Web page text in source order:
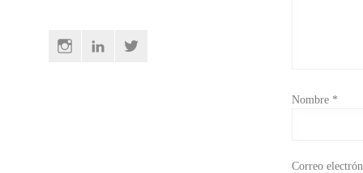
InstagramLinkedin
Nombre *
Correo